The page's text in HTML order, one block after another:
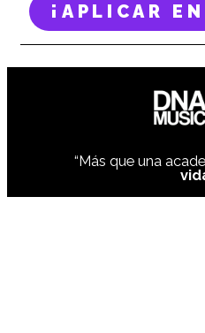
¡APLICAR
“Más que una